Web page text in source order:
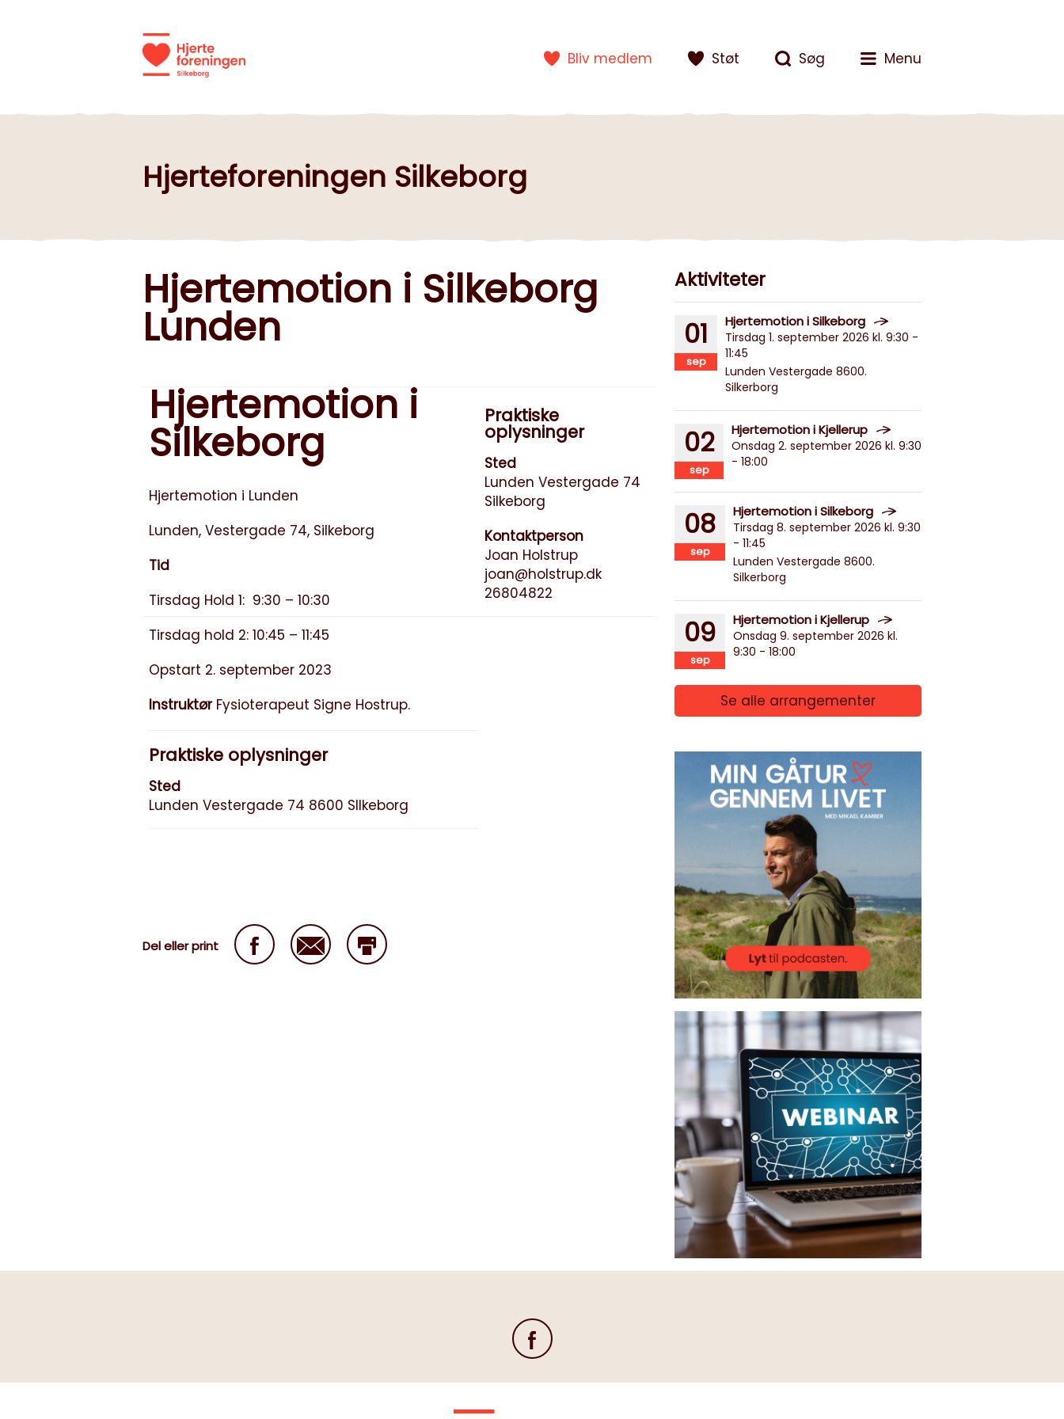
Bliv medlem Støt Søg Menu
Hjerteforeningen Silkeborg
Hjertemotion i Silkeborg
Lunden
Hjertemotion i
Silkeborg
Hjertemotion i Lunden
Lunden, Vestergade 74, Silkeborg
Tid
Tirsdag Hold 1: 9:30 – 10:30
Tirsdag hold 2: 10:45 – 11:45
Opstart 2. september 2023
Instruktør Fysioterapeut Signe Hostrup.
Praktiske oplysninger
Sted
Lunden Vestergade 74 8600 SIlkeborg
Praktiske
oplysninger
Sted
Lunden Vestergade 74
Silkeborg
Kontaktperson
Joan Holstrup
joan@holstrup.dk
26804822
Del eller print
Aktiviteter
01
sep
Hjertemotion i Silkeborg
Tirsdag 1. september 2026 kl. 9:30 -
11:45
Lunden Vestergade 8600.
Silkerborg
02
sep
Hjertemotion i Kjellerup
Onsdag 2. september 2026 kl. 9:30
- 18:00
08
sep
Hjertemotion i Silkeborg
Tirsdag 8. september 2026 kl. 9:30
- 11:45
Lunden Vestergade 8600.
Silkerborg
09
sep
Hjertemotion i Kjellerup
Onsdag 9. september 2026 kl.
9:30 - 18:00
Se alle arrangementer